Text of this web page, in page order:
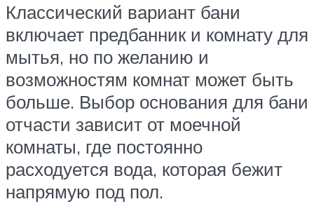
Классический вариант бани
включает предбанник и комнату для
мытья, но по желанию и
возможностям комнат может быть
больше. Выбор основания для бани
отчасти зависит от моечной
комнаты, где постоянно
расходуется вода, которая бежит
напрямую под пол.